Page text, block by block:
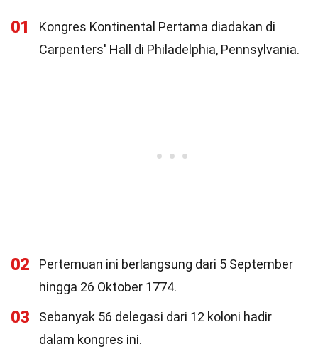
01
Kongres Kontinental Pertama diadakan di
Carpenters' Hall di Philadelphia, Pennsylvania.
02
Pertemuan ini berlangsung dari 5 September
hingga 26 Oktober 1774.
03
Sebanyak 56 delegasi dari 12 koloni hadir
dalam kongres ini.